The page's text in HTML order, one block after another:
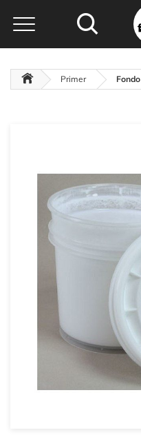
Primer